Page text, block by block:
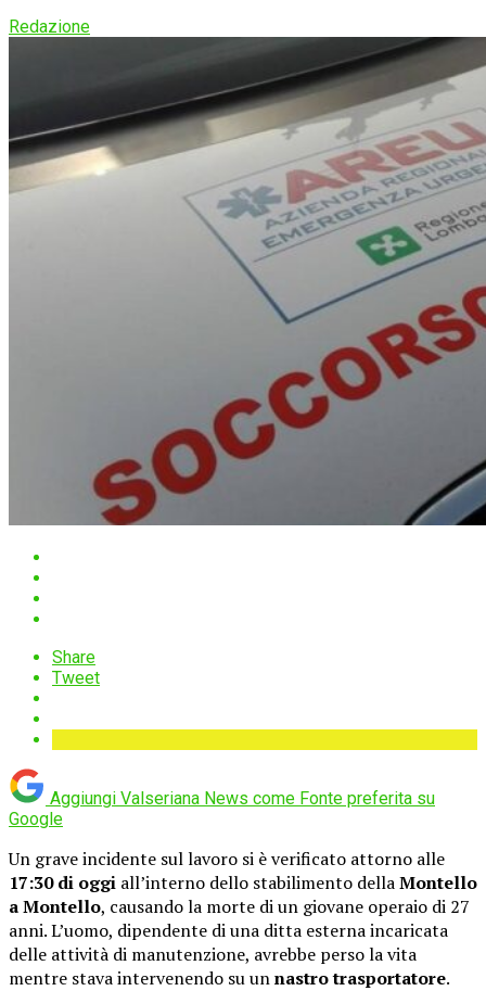
Redazione
Share
Tweet
Aggiungi Valseriana News come Fonte preferita su
Google
Un grave incidente sul lavoro si è verificato attorno alle
17:30 di oggi all’interno dello stabilimento dellaMontello
a Montello, causando la morte di un giovane operaio di 27
anni. L’uomo, dipendente di una ditta esterna incaricata
delle attività di manutenzione, avrebbe perso la vita
mentre stava intervenendo su unnastro trasportatore.